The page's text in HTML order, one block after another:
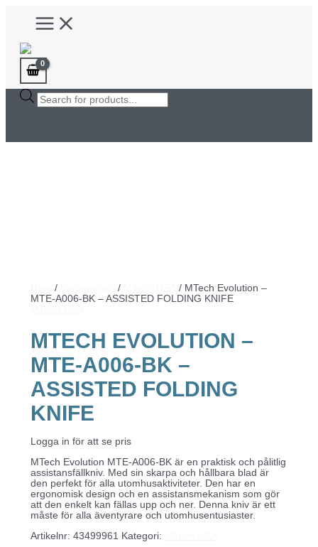
innehåll
Main
Menu
Products
search
/ /
/ MTech Evolution –
MTE-A006-BK – ASSISTED FOLDING KNIFE
MTECH EVOLUTION –
MTE-A006-BK –
ASSISTED FOLDING
KNIFE
Logga in för att se pris
MTech Evolution MTE-A006-BK är en praktisk och pålitlig
assistansfällkniv. Med sin skarpa och hållbara blad är
den perfekt för alla utomhusaktiviteter. Den har en
ergonomisk design och en assistansmekanism som gör
att den enkelt kan fällas upp och ner. Denna kniv är ett
måste för alla äventyrare och utomhusentusiaster.
Artikelnr: 43499961 Kategori: